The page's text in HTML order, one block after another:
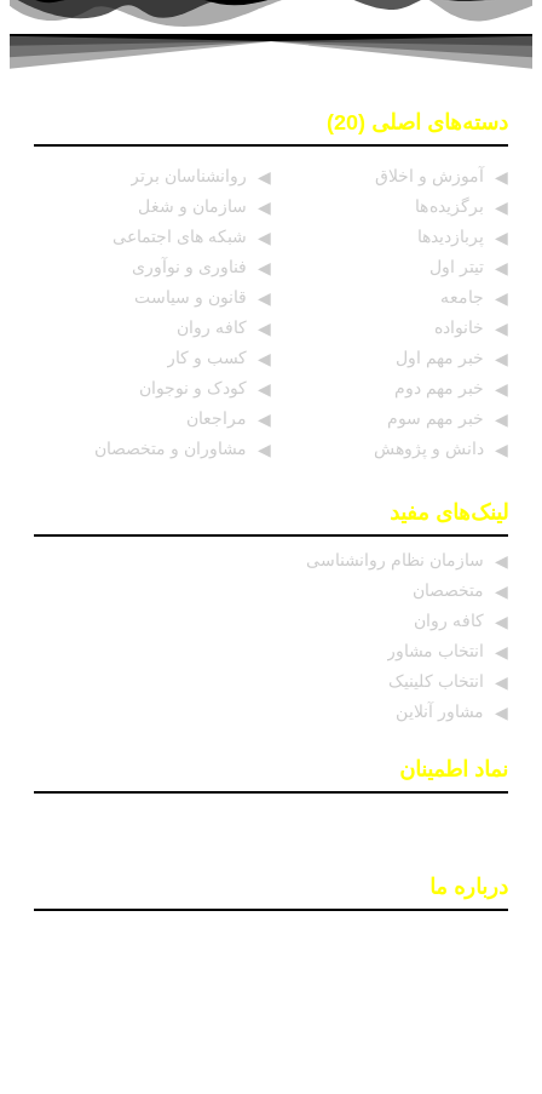
دسته‌های اصلی (20)
آموزش و اخلاق
برگزیده ها
پربازدیدها
تیتر اول
جامعه
خانواده
خبر مهم اول
خبر مهم دوم
خبر مهم سوم
دانش و پژوهش
روانشناسان برتر
سازمان و شغل
شبکه های اجتماعی
فناوری و نوآوری
قانون و سیاست
کافه روان
کسب و کار
کودک و نوجوان
مراجعان
مشاوران و متخصصان
لینک‌های مفید
سازمان نظام روانشناسی
متخصصان
کافه روان
انتخاب مشاور
انتخاب کلینیک
مشاور آنلاین
نماد اطمینان
درباره ما